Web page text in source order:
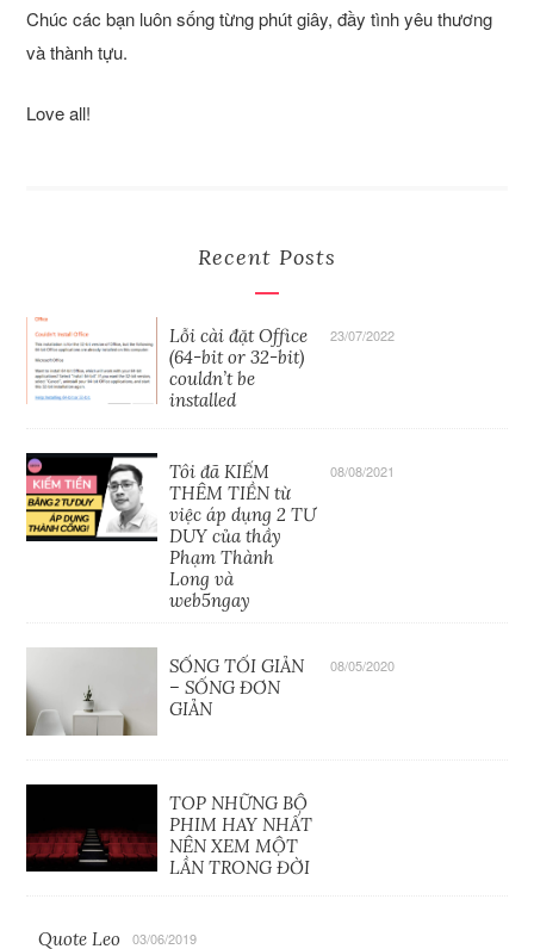
Chúc các bạn luôn sống từng phút giây, đầy tình yêu thương
và thành tựu.
Love all!
Recent Posts
Lỗi cài đặt Office
(64-bit or 32-bit)
couldn’t be
installed
23/07/2022
Tôi đã KIẾM
THÊM TIỀN từ
việc áp dụng 2 TƯ
DUY của thầy
Phạm Thành
Long và
web5ngay
08/08/2021
SỐNG TỐI GIẢN
– SỐNG ĐƠN
GIẢN
08/05/2020
TOP NHỮNG BỘ
PHIM HAY NHẤT
NÊN XEM MỘT
LẦN TRONG ĐỜI
Quote Leo 03/06/2019